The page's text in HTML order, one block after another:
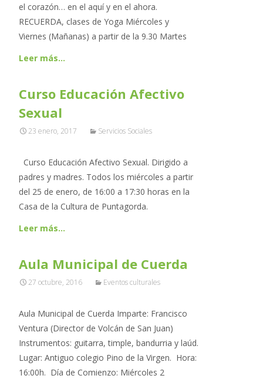
el corazón… en el aquí y en el ahora.
RECUERDA, clases de Yoga Miércoles y
Viernes (Mañanas) a partir de la 9.30 Martes
Leer más…
Curso Educación Afectivo
Sexual
23 enero, 2017 Servicios Sociales
Curso Educación Afectivo Sexual. Dirigido a
padres y madres. Todos los miércoles a partir
del 25 de enero, de 16:00 a 17:30 horas en la
Casa de la Cultura de Puntagorda.
Leer más…
Aula Municipal de Cuerda
27 octubre, 2016 Eventos culturales
Aula Municipal de Cuerda Imparte: Francisco
Ventura (Director de Volcán de San Juan)
Instrumentos: guitarra, timple, bandurria y laúd.
Lugar: Antiguo colegio Pino de la Virgen. Hora:
16:00h. Día de Comienzo: Miércoles 2